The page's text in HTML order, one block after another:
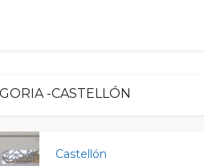
-CASTELLÓN
Castellón